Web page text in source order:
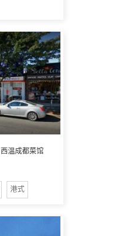
西温成都菜馆
港式